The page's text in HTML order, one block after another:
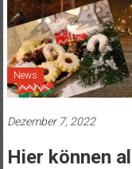
News
Dezember 7, 2022
Hier können